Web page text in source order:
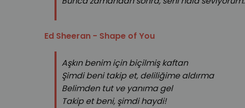
Ed Sheeran - Shape of You
Aşkın benim için biçilmiş kaftan
Şimdi beni takip et, deliliğime aldırma
Belimden tut ve yanıma gel
Takip et beni, şimdi haydi!